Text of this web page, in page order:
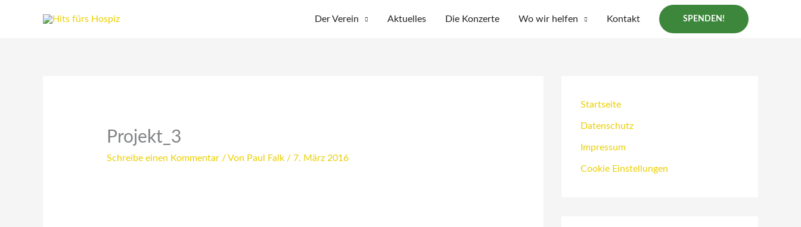
Der Verein Aktuelles Die Konzerte Wo wir helfen Kontakt SPENDEN!
Projekt_3
Schreibe einen Kommentar / Von Paul Falk / 7. März 2016
Startseite
Datenschutz
Impressum
Cookie Einstellungen